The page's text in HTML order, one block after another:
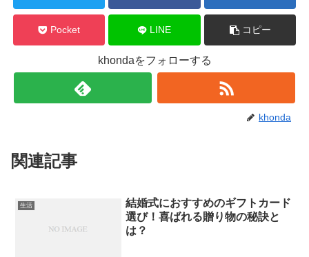
Pocket LINE コピー
khondaをフォローする
khonda
関連記事
生活
結婚式におすすめのギフトカード
選び！喜ばれる贈り物の秘訣と
は？